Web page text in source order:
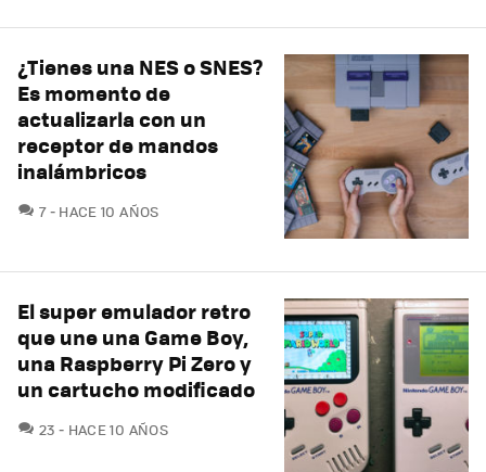
¿Tienes una NES o SNES?
Es momento de
actualizarla con un
receptor de mandos
inalámbricos
7COMENTARIOS
HACE 10 AÑOS
El super emulador retro
que une una Game Boy,
una Raspberry Pi Zero y
un cartucho modificado
23 COMENTARIOS
HACE 10 AÑOS